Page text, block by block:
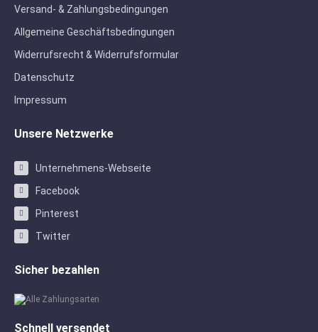
Versand- & Zahlungsbedingungen
Allgemeine Geschäftsbedingungen
Widerrufsrecht & Widerrufsformular
Datenschutz
Impressum
Unsere Netzwerke
Unternehmens-Webseite
Facebook
Pinterest
Twitter
Sicher bezahlen
Schnell versendet